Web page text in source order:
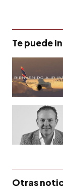
Te puede
Otras